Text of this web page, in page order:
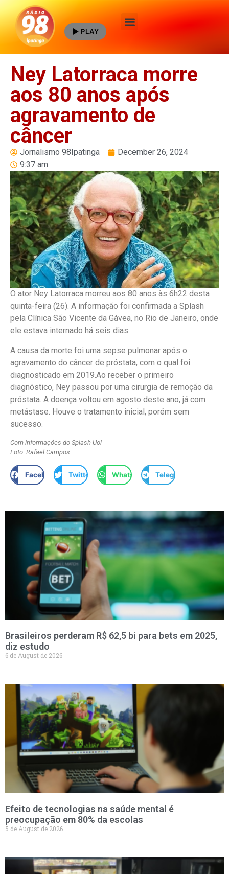
PLAY
Ney Latorraca morre
aos 80 anos após
agravamento de
câncer
Jornalismo 98Ipatinga
December 26, 2024
9:37 am
O ator Ney Latorraca morreu aos 80 anos às 6h22 desta
quinta-feira (26). A informação foi confirmada a Splash
pela Clínica São Vicente da Gávea, no Rio de Janeiro, onde
ele estava internado há seis dias.
A causa da morte foi uma sepse pulmonar após o
agravamento do câncer de próstata, com o qual foi
diagnosticado em 2019.Ao receber o primeiro
diagnóstico, Ney passou por uma cirurgia de remoção da
próstata. A doença voltou em agosto deste ano, já com
metástase. Houve o tratamento inicial, porém sem
sucesso.
Com informações do Splash Uol
Foto: Rafael Campos
Facebook Twitter WhatsApp Telegram
Brasileiros perderam R$ 62,5 bi para bets em 2025,
diz estudo
6 de August de 2026
Efeito de tecnologias na saúde mental é
preocupação em 80% da escolas
5 de August de 2026